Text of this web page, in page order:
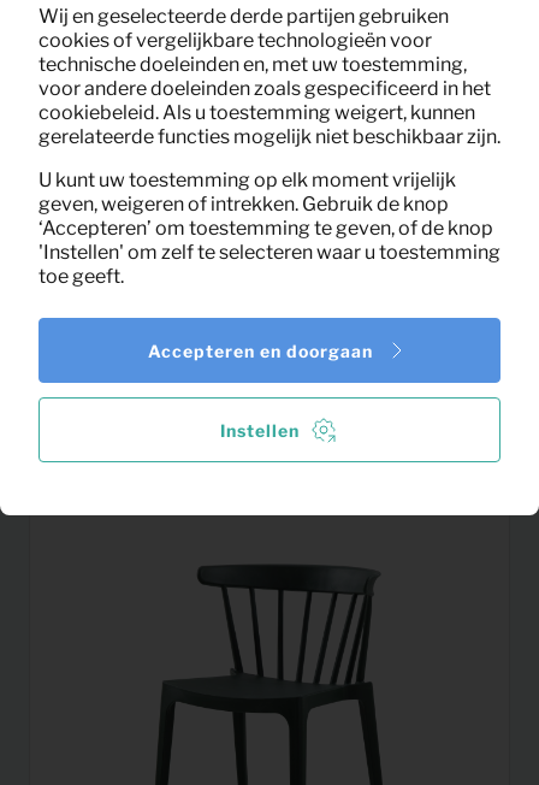
Kookpannenset
4,31
Wij en geselecteerde derde partijen gebruiken
cookies of vergelijkbare technologieën voor
technische doeleinden en, met uw toestemming,
voor andere doeleinden zoals gespecificeerd in het
cookiebeleid. Als u toestemming weigert, kunnen
gerelateerde functies mogelijk niet beschikbaar zijn.
U kunt uw toestemming op elk moment vrijelijk
geven, weigeren of intrekken. Gebruik de knop
‘Accepteren’ om toestemming te geven, of de knop
'Instellen' om zelf te selecteren waar u toestemming
toe geeft.
Instellen
Accepteren en doorgaan